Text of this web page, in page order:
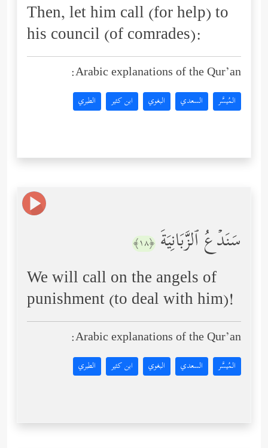
Then, let him call (for help) to
his council (of comrades):
Arabic explanations of the Qur’an:
المُيسَّر السعدي البغوي ابن كثير الطبري
سَنَدۡعُ ٱلزَّبَانِیَةَ ﴿١٨﴾
We will call on the angels of
punishment (to deal with him)!
Arabic explanations of the Qur’an:
المُيسَّر السعدي البغوي ابن كثير الطبري